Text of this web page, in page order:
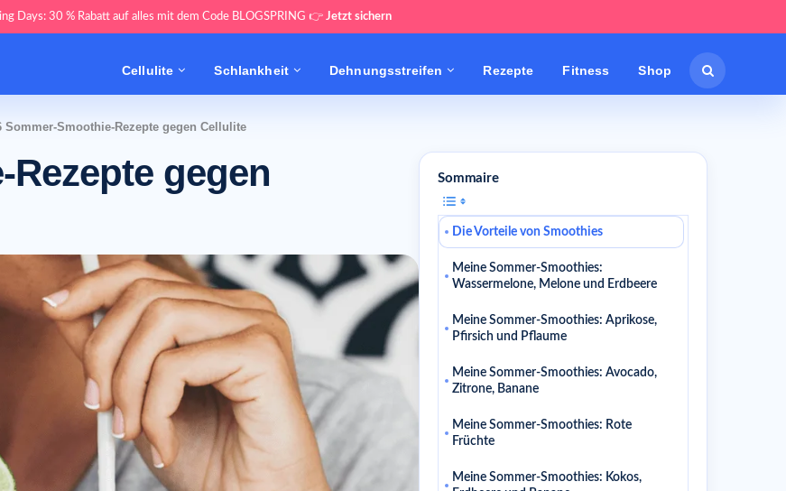
Days: 30 % Rabatt auf alles mit dem Code BLOGSPRING 👉 Jetzt sichern
Cellulite Schlankheit Dehnungsstreifen Rezepte Fitness Shop
Sommer-Smoothie-Rezepte gegen Cellulite
gegen
Sommaire
Die Vorteile von Smoothies
Meine Sommer-Smoothies:
Wassermelone, Melone und Erdbeere
Meine Sommer-Smoothies: Aprikose,
Pfirsich und Pflaume
Meine Sommer-Smoothies: Avocado,
Zitrone, Banane
Meine Sommer-Smoothies: Rote
Früchte
Meine Sommer-Smoothies: Kokos,